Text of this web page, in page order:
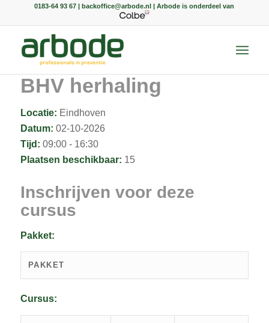
0183-64 93 67 | backoffice@arbode.nl | Arbode is onderdeel van
BHV herhaling
Locatie: Eindhoven
Datum: 02-10-2026
Tijd: 09:00 - 16:30
Plaatsen beschikbaar: 15
Inschrijven voor deze
cursus
Pakket:
PAKKET
Cursus: